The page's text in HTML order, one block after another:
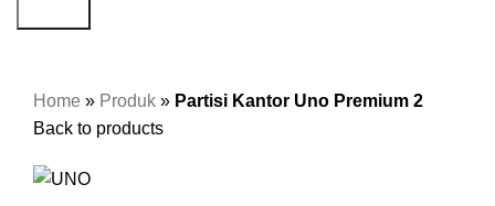
Home » Produk » Partisi Kantor Uno Premium 2
Back to products